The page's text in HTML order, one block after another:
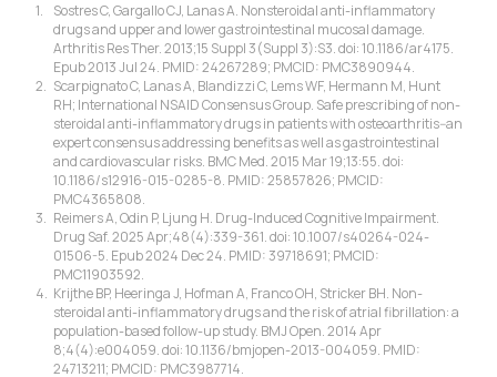
Sostres C, Gargallo CJ, Lanas A. Nonsteroidal anti-inflammatory
drugs and upper and lower gastrointestinal mucosal damage.
Arthritis Res Ther. 2013;15 Suppl 3(Suppl 3):S3. doi: 10.1186/ar4175.
Epub 2013 Jul 24. PMID: 24267289; PMCID: PMC3890944.
Scarpignato C, Lanas A, Blandizzi C, Lems WF, Hermann M, Hunt
RH; International NSAID Consensus Group. Safe prescribing of non-
steroidal anti-inflammatory drugs in patients with osteoarthritis--an
expert consensus addressing benefits as well as gastrointestinal
and cardiovascular risks. BMC Med. 2015 Mar 19;13:55. doi:
10.1186/s12916-015-0285-8. PMID: 25857826; PMCID:
PMC4365808.
Reimers A, Odin P, Ljung H. Drug-Induced Cognitive Impairment.
Drug Saf. 2025 Apr;48(4):339-361. doi: 10.1007/s40264-024-
01506-5. Epub 2024 Dec 24. PMID: 39718691; PMCID:
PMC11903592.
Krijthe BP, Heeringa J, Hofman A, Franco OH, Stricker BH. Non-
steroidal anti-inflammatory drugs and the risk of atrial fibrillation: a
population-based follow-up study. BMJ Open. 2014 Apr
8;4(4):e004059. doi: 10.1136/bmjopen-2013-004059. PMID:
24713211; PMCID: PMC3987714.